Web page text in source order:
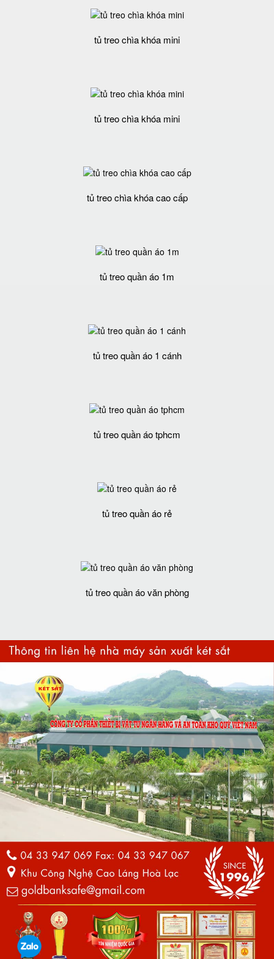
tủ treo chìa khóa mini
tủ treo chìa khóa mini
tủ treo chìa khóa cao cấp
tủ treo quần áo 1m
tủ treo quần áo 1 cánh
tủ treo quần áo tphcm
tủ treo quần áo rẻ
tủ treo quần áo văn phòng